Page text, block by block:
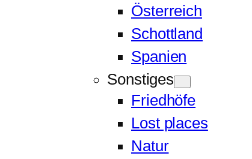
Österreich
Schottland
Spanien
Sonstiges
Friedhöfe
Lost places
Natur